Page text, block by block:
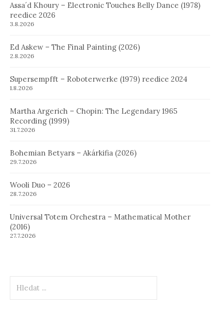
Assa´d Khoury – Electronic Touches Belly Dance (1978)
reedice 2026
3.8.2026
Ed Askew – The Final Painting (2026)
2.8.2026
Supersempfft – Roboterwerke (1979) reedice 2024
1.8.2026
Martha Argerich – Chopin: The Legendary 1965
Recording (1999)
31.7.2026
Bohemian Betyars – Akárkifia (2026)
29.7.2026
Wooli Duo – 2026
28.7.2026
Universal Totem Orchestra – Mathematical Mother
(2016)
27.7.2026